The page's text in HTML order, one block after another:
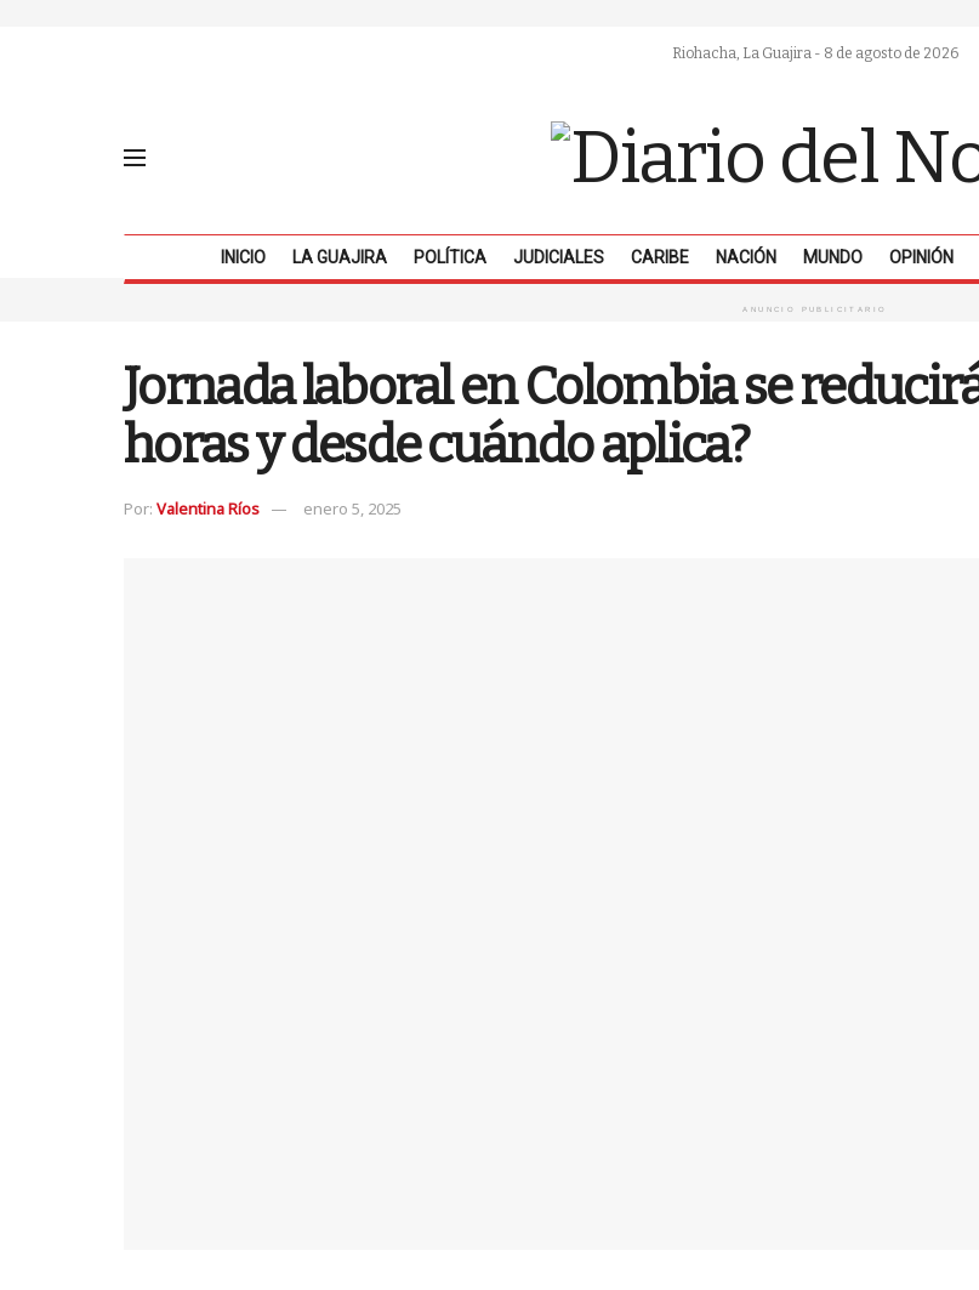
Riohacha, La Guajira - 8 de agosto de 2026
INICIO LA GUAJIRA POLÍTICA JUDICIALES CARIBE NACIÓN MUNDO OPINIÓN
ANUNCIO PUBLICITARIO
Jornada laboral en Colombia se
horas y desde cuándo aplica?
Por: Valentina Ríos enero 5, 2025